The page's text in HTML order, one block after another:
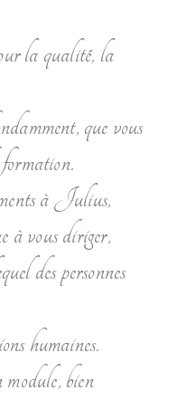
la qualité, la
que vous
à Julius,
vous diriger,
des personnes
humaines.
bien